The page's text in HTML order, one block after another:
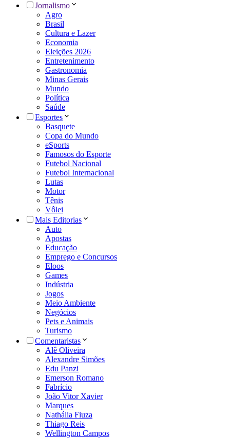
Jornalismo
Agro
Brasil
Cultura e Lazer
Economia
Eleições 2026
Entretenimento
Gastronomia
Minas Gerais
Mundo
Política
Saúde
Esportes
Basquete
Copa do Mundo
eSports
Famosos do Esporte
Futebol Nacional
Futebol Internacional
Lutas
Motor
Tênis
Vôlei
Mais Editorias
Auto
Apostas
Educação
Emprego e Concursos
Eloos
Games
Indústria
Jogos
Meio Ambiente
Negócios
Pets e Animais
Turismo
Comentaristas
Alê Oliveira
Alexandre Simões
Edu Panzi
Emerson Romano
Fabrício
João Vitor Xavier
Marques
Nathália Fiuza
Thiago Reis
Wellington Campos